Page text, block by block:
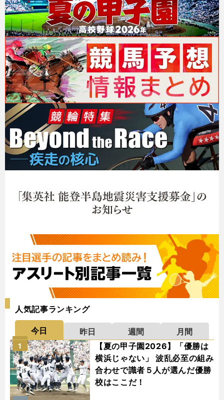
人気記事ランキング
今日 昨日 週間
月間
【夏の甲子園2026】「優勝は
横浜じゃない」 波乱必至の組み
合わせで識者５人が選んだ優勝
校はここだ！
1